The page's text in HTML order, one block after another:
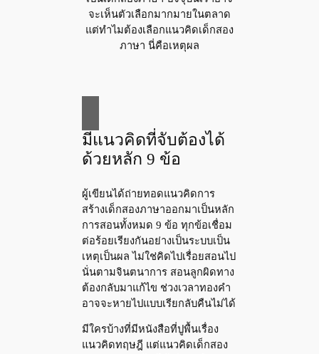
จะเห็นตัวเลือกมากมายในตลาด
แต่ทำไมต้องเลือกแนวคิดเด็กสอง
ภาษา นี่คือเหตุผล
มีแนวคิดที่จับต้องได้
ด้วยหลัก 9 ข้อ
ผู้เขียนได้ถ่ายทอดแนวคิดการ
สร้างเด็กสองภาษาออกมาเป็นหลัก
การสอนทั้งหมด 9 ข้อ ทุกข้อเชื่อม
ต่อร้อยเรียงกันอย่างเป็นระบบเป็น
เหตุเป็นผล ไม่ใช่คิดไปเรื่อยสอนไป
นั่นตามจินตนาการ สอนลูกผิดทาง
ต้องกลับมาแก้ไข ช่วงเวลาทองคำ
อาจจะหายไปแบบเรียกลับคืนไม่ได้
มีใครบ้างที่มีหนังสือที่ปูพื้นเรื่อง
แนวคิดทฤษฎี แต่แนวคิดเด็กสอง